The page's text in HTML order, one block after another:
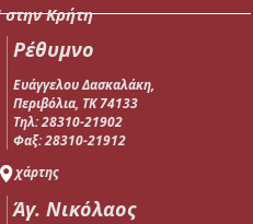
στην Κρήτη
Ρέθυμνο
Ευάγγελου Δασκαλάκη,
Περιβόλια, ΤΚ 74133
Tηλ: 28310-21902
Φαξ: 28310-21912
χάρτης
Άγ. Νικόλαος